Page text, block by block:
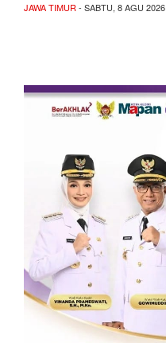
JAWA TIMUR- SABTU, 8 AGU 2026